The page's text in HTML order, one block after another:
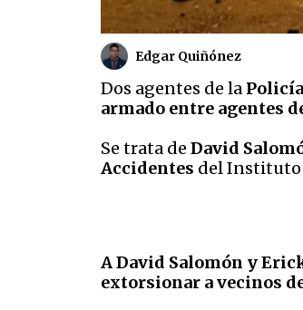
Edgar Quiñónez
Dos agentes de la
armado entre agentes
Se trata de David
Accidentes del Instituto
A David Salomón y
extorsionar a vecinos